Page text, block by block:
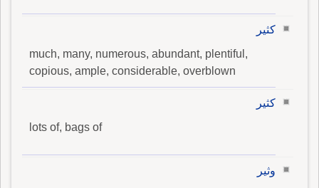
كثير
much, many, numerous, abundant, plentiful,
copious, ample, considerable, overblown
كثير
lots of, bags of
وثير